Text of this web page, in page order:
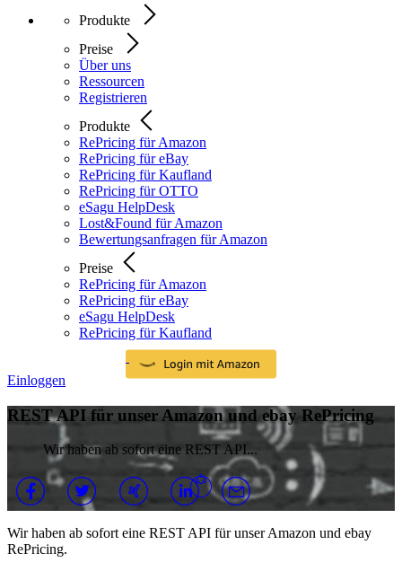
Produkte
Preise
Über uns
Ressourcen
Registrieren
Produkte
RePricing für Amazon
RePricing für eBay
RePricing für Kaufland
RePricing für OTTO
eSagu HelpDesk
Lost&Found für Amazon
Bewertungsanfragen für Amazon
Preise
RePricing für Amazon
RePricing für eBay
eSagu HelpDesk
RePricing für Kaufland
Einloggen
REST API für unser Amazon und ebay RePricing
Wir haben ab sofort eine REST API...
Wir haben ab sofort eine REST API für unser Amazon und ebay
RePricing.